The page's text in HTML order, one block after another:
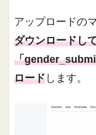
アップロードの
ダウンロードし
「
ロード します。